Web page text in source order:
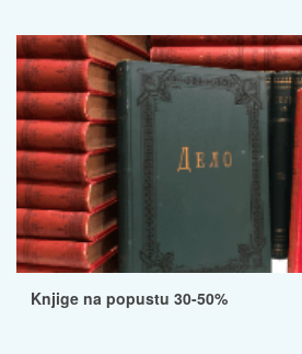
Knjige na popustu 30-50%